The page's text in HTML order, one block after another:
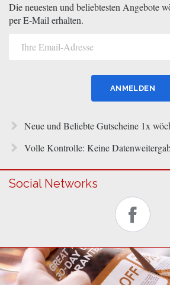
Die neuesten und beliebtesten Angebote
per E-Mail erhalten.
Neue und Beliebte Gutscheine 1x
Volle Kontrolle: Keine
Social Networks